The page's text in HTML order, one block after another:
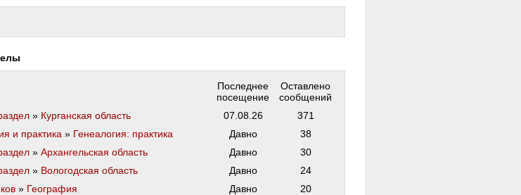
Последнее
посещение
Оставлено
сообщений
» Курганская область 07.08.26
371
и практика » Генеалогия: практика Давно
38
» Архангельская область Давно
30
» Вологодская область Давно
24
» География Давно
20